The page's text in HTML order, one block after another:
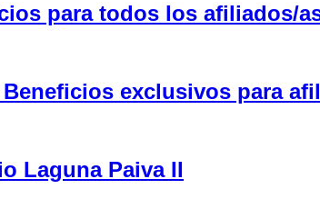
para todos los afiliados/
exclusivos para
Laguna Paiva II